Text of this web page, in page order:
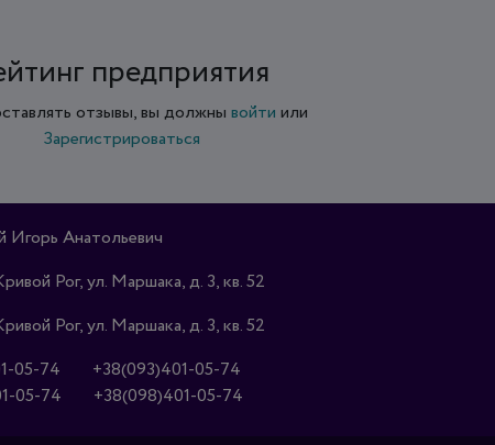
предприятия
отзывы, вы должны войти или
Зарегистрироваться
Анатольевич
Рог, ул. Маршака, д. 3, кв. 52
Рог, ул. Маршака, д. 3, кв. 52
05-74
+38(093)401-05-74
05-74
+38(098)401-05-74